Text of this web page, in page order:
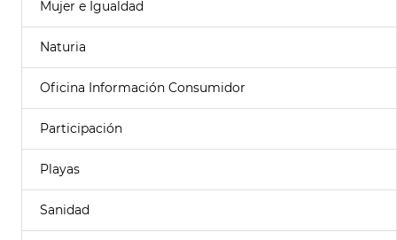
Mujer e Igualdad
Naturia
Oficina Información Consumidor
Participación
Playas
Sanidad